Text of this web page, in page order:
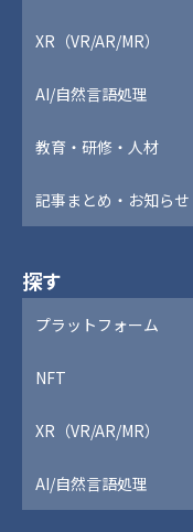
XR（VR/AR/MR）
AI/自然言語処理
教育・研修・人材
記事まとめ・お知らせ
探す
プラットフォーム
NFT
XR（VR/AR/MR）
AI/自然言語処理